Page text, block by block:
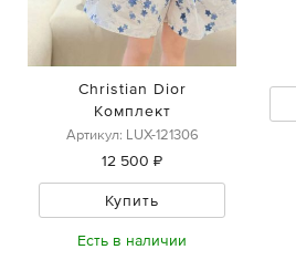
Christian Dior
Комплект
Артикул: LUX-121306
12 500 ₽
Купить
Есть в наличии